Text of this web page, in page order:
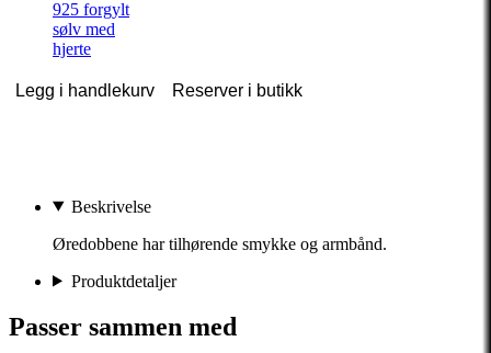
925 forgylt
sølv med
hjerte
Legg i handlekurv Reserver i butikk
Beskrivelse
Øredobbene har tilhørende smykke og armbånd.
Produktdetaljer
Passer sammen med